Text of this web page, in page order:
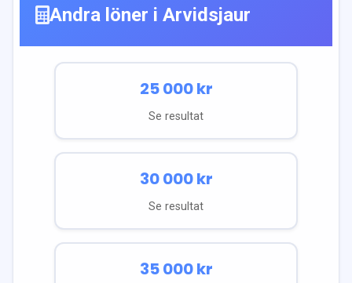
Andra löner i Arvidsjaur
25 000kr
Se resultat
30 000kr
Se resultat
35 000kr